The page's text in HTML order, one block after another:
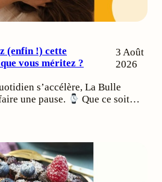
(enfin !) cette
vous méritez ?
3 Août
2026
s’accélère, La Bulle
une pause.
Que ce soit…